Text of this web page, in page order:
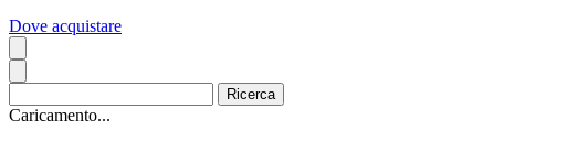
Dove acquistare
Caricamento...